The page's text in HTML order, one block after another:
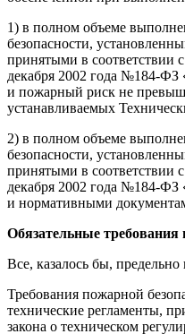
1) в полном объеме
безопасности,
принятыми в соответствии
декабря 2002 года №184-ФЗ
и пожарный риск не
устанавливаемых
2) в полном объеме
безопасности,
принятыми в соответствии
декабря 2002 года №184-ФЗ
и нормативными
Обязательные требования
Все, казалось бы, предельно
Требования пожарной
технические регламенты,
закона о техническом